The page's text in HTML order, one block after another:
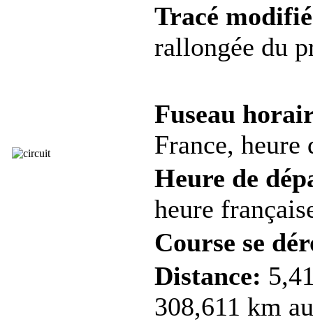
Tracé modifié
rallongée du
Fuseau
France, heure
Heure de
heure
Course se
Distance:
308,611 km